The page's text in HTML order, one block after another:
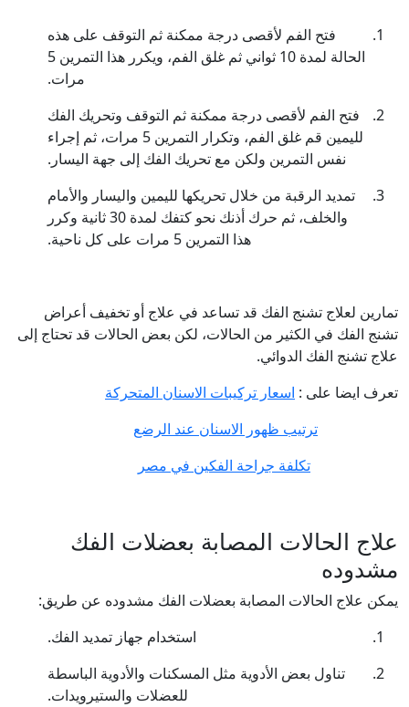
فتح الفم لأقصى درجة ممكنة ثم التوقف على هذه
الحالة لمدة 10 ثواني ثم غلق الفم، ويكرر هذا التمرين 5
مرات.
فتح الفم لأقصى درجة ممكنة ثم التوقف وتحريك الفك
لليمين قم غلق الفم، وتكرار التمرين 5 مرات، ثم إجراء
نفس التمرين ولكن مع تحريك الفك إلى جهة اليسار.
تمديد الرقبة من خلال تحريكها لليمين واليسار والأمام
والخلف، ثم حرك أذنك نحو كتفك لمدة 30 ثانية وكرر
هذا التمرين 5 مرات على كل ناحية.
تمارين لعلاج تشنج الفك قد تساعد في علاج أو تخفيف أعراض
تشنج الفك في الكثير من الحالات، لكن بعض الحالات قد تحتاج إلى
علاج تشنج الفك الدوائي.
تعرف ايضا على : اسعار تركيبات الاسنان المتحركة
ترتيب ظهور الاسنان عند الرضع
تكلفة جراحة الفكين في مصر
علاج الحالات المصابة بعضلات الفك
مشدوده
يمكن علاج الحالات المصابة بعضلات الفك مشدوده عن طريق:
استخدام جهاز تمديد الفك.
تناول بعض الأدوية مثل المسكنات والأدوية الباسطة
للعضلات والستيرويدات.